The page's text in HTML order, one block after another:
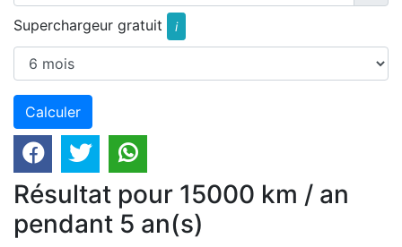
Superchargeur gratuit
i
Résultat pour 15000 km / an
pendant 5 an(s)